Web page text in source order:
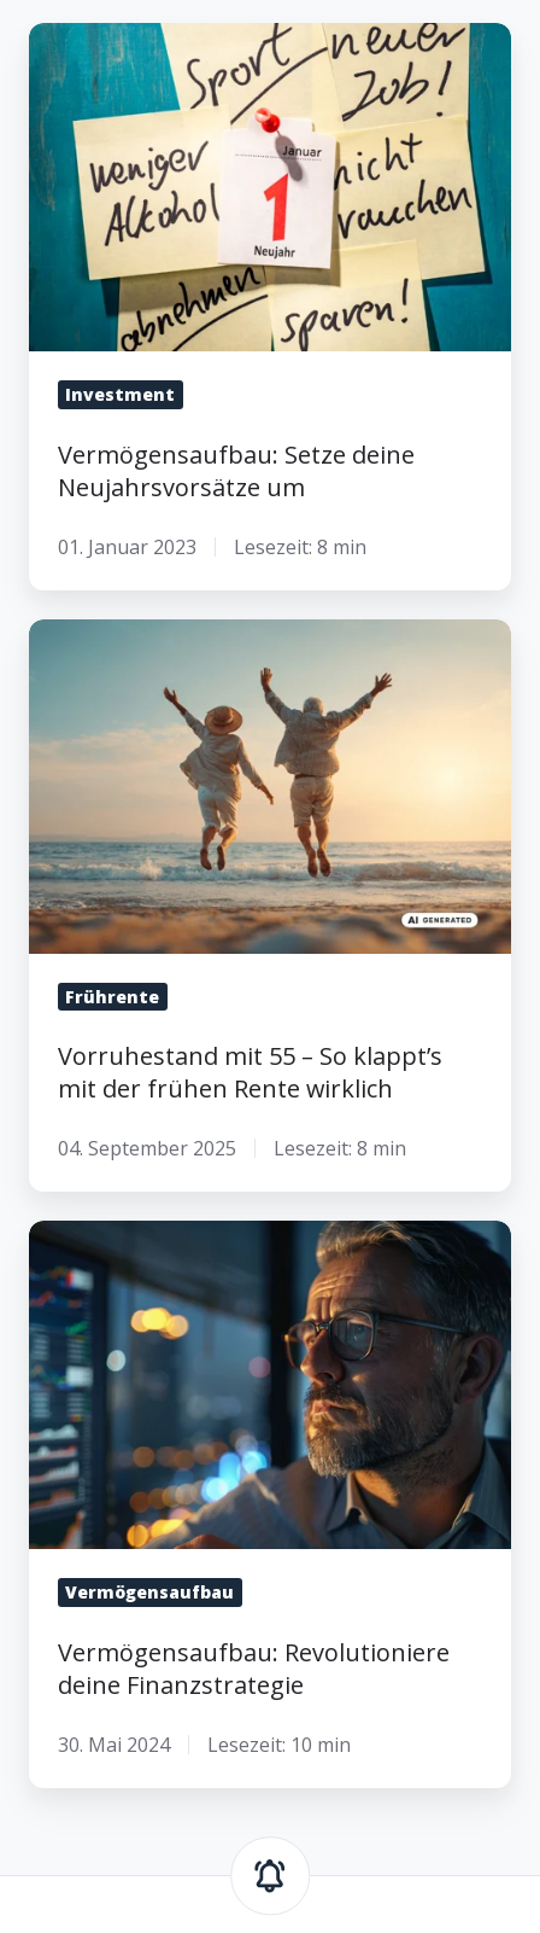
Vermögensaufbau:
Setze
deine
Neujahrsvorsätze
um
Investment
Vermögensaufbau: Setze deine
Neujahrsvorsätze um
01. Januar 2023 Lesezeit: 8 min
Vorruhestand
–
mit
der
frühen
Rente
Frührente
Vorruhestand mit 55 – So klappt’s
mit der frühen Rente wirklich
04. September 2025 Lesezeit: 8 min
Vermögensaufbau:
Revolutioniere
deine
Finanzstrategie
Vermögensaufbau
Vermögensaufbau: Revolutioniere
deine Finanzstrategie
30. Mai 2024 Lesezeit: 10 min